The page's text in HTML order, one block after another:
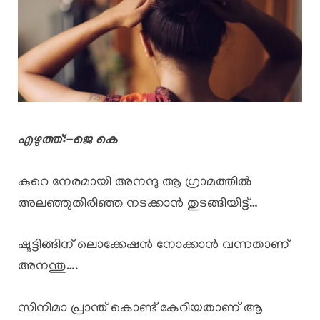
എഴുത്ത്:-ജെ കെ
കുറെ നേരമായി അനന്ദു ആ ഗ്രാമത്തിൽ
അലഞ്ഞുതിരിഞ്ഞ നടക്കാൻ തുടങ്ങിയിട്ട്…
ഷൂട്ടിങ്ങിന് ലൊക്കേഷൻ നോക്കാൻ വന്നതാണ്
അനന്തു….
സിനിമാ പ്രാന്ത് കൊണ്ട് കേറിയതാണ് ആ